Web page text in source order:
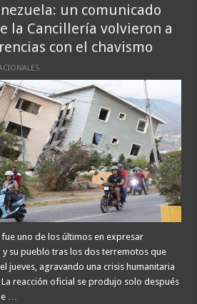
un comunicado
la Cancillería volvieron a
con el chavismo
uno de los últimos en expresar
y su pueblo tras los dos terremotos que
jueves, agravando una crisis humanitaria
reacción oficial se produjo solo después
…